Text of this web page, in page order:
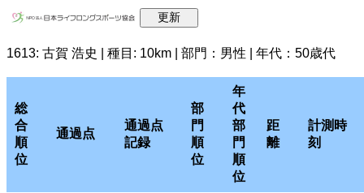
1613: 古賀 浩史 | 種目: 10km | 部門：男性 | 年代：50歳代
総
合
順
位
通過点
通過点
記録
部
門
順
位
年
代
部
門
順
位
距
離
計測時
刻